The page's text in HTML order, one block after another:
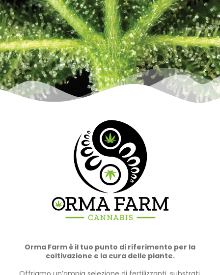
Orma Farm è il tuo punto di riferimento per la
coltivazione e la cura delle piante.